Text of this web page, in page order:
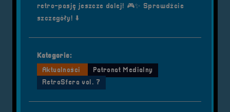
retro-pasję jeszcze dalej! 🎮✨ Sprawdźcie
szczegóły! ⬇️
Kategorie:
Aktualności
Patronat Medialny
RetroSfera vol. 7